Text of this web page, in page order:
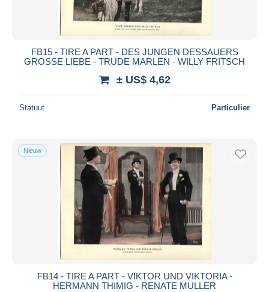
FB15 - TIRE A PART - DES JUNGEN DESSAUERS
GROSSE LIEBE - TRUDE MARLEN - WILLY FRITSCH
± US$ 4,62
Statuut Particulier
Nieuw
FB14 - TIRE A PART - VIKTOR UND VIKTORIA -
HERMANN THIMIG - RENATE MULLER